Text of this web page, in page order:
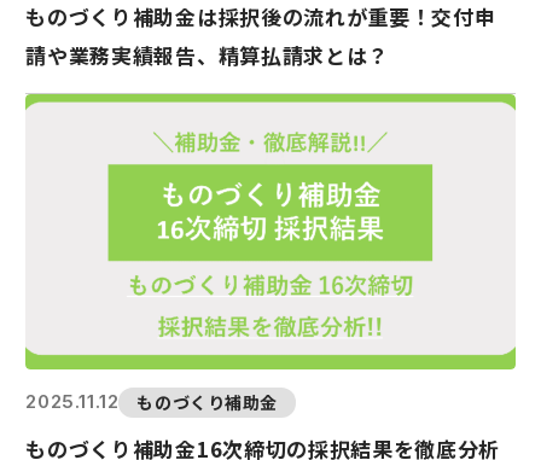
ものづくり補助金は採択後の流れが重要！交付申
請や業務実績報告、精算払請求とは？
2025.11.12 ものづくり補助金
ものづくり補助金16次締切の採択結果を徹底分析